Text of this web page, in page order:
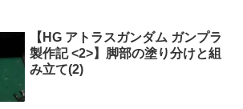
【HG アトラスガンダム ガンプラ
製作記 <2>】脚部の塗り分けと組
み立て(2)